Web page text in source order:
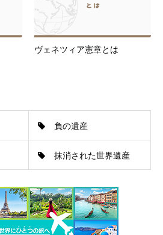
ヴェネツィア憲章とは
負の遺産
抹消された世界遺産